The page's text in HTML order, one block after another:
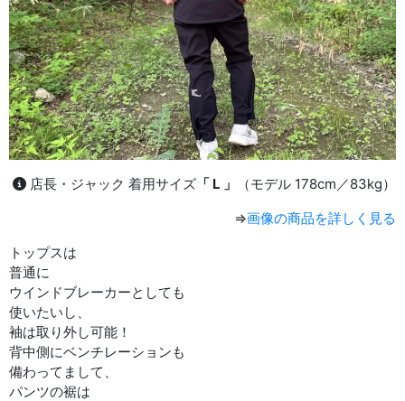
店長・ジャック 着用サイズ 「 L 」
（モデル 178cm／83kg）
⇒画像の商品を詳しく見る
トップスは
普通に
ウインドブレーカーとしても
使いたいし、
袖は取り外し可能！
背中側にベンチレーションも
備わってまして、
パンツの裾は